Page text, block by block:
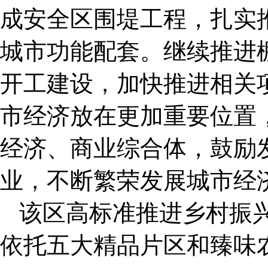
成安全区围堤工程，扎
城市功能配套。继续推进
开工建设，加快推进相关
市经济放在更加重要位置
经济、商业综合体，鼓励
业，不断繁荣发展城市经
该区高标准推进乡村振
依托五大精品片区和臻味